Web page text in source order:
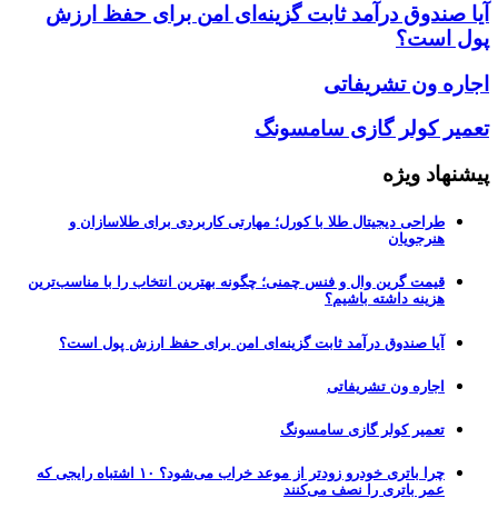
آیا صندوق درآمد ثابت گزینه‌ای امن برای حفظ ارزش
پول است؟
اجاره ون تشریفاتی
تعمیر کولر گازی سامسونگ
پیشنهاد ویژه
طراحی دیجیتال طلا با کورل؛ مهارتی کاربردی برای طلاسازان و
هنرجویان
قیمت گرین وال و فنس چمنی؛ چگونه بهترین انتخاب را با مناسب‌ترین
هزینه داشته باشیم؟
آیا صندوق درآمد ثابت گزینه‌ای امن برای حفظ ارزش پول است؟
اجاره ون تشریفاتی
تعمیر کولر گازی سامسونگ
چرا باتری خودرو زودتر از موعد خراب می‌شود؟ ۱۰ اشتباه رایجی که
عمر باتری را نصف می‌کنند